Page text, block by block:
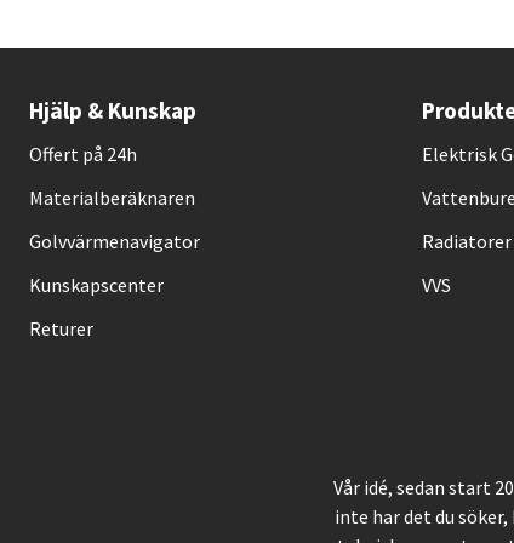
Hjälp & Kunskap
Offert på 24h
Materialberäknaren
Golvvärmenavigator
Kunskapscenter
Returer
Elektrisk
Radiatorer
VVS
Vår idé, sedan start
inte har det du